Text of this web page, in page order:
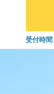
受付時間